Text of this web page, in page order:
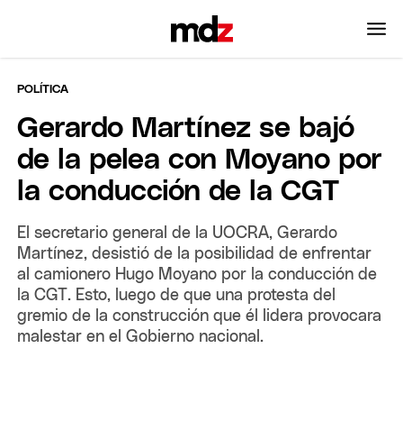
POLÍTICA
Gerardo Martínez se bajó
de la pelea con Moyano por
la conducción de la CGT
El secretario general de la UOCRA, Gerardo
Martínez, desistió de la posibilidad de enfrentar
al camionero Hugo Moyano por la conducción de
la CGT. Esto, luego de que una protesta del
gremio de la construcción que él lidera provocara
malestar en el Gobierno nacional.